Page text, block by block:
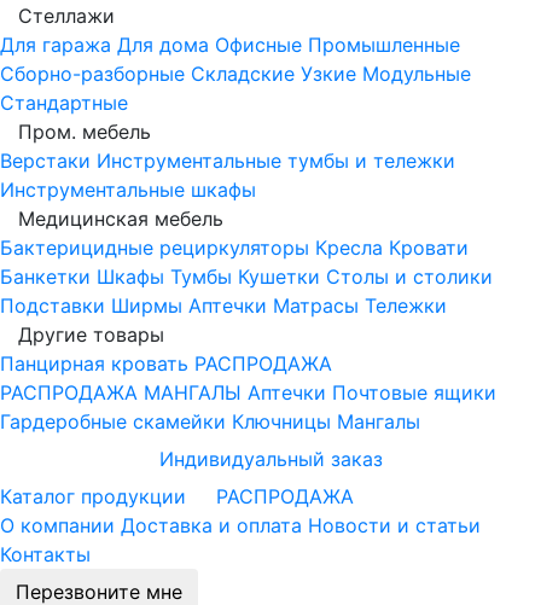
Стеллажи
Для гаража Для дома Офисные Промышленные
Сборно-разборные Складские Узкие Модульные
Стандартные
Пром. мебель
Верстаки Инструментальные тумбы и тележки
Инструментальные шкафы
Медицинская мебель
Бактерицидные рециркуляторы Кресла Кровати
Банкетки Шкафы Тумбы Кушетки Столы и столики
Подставки Ширмы Аптечки Матрасы Тележки
Другие товары
Панцирная кровать РАСПРОДАЖА
РАСПРОДАЖА МАНГАЛЫ Аптечки Почтовые ящики
Гардеробные скамейки Ключницы Мангалы
Индивидуальный заказ
Каталог продукции
РАСПРОДАЖА
О компании Доставка и оплата Новости и статьи
Контакты
Перезвоните мне